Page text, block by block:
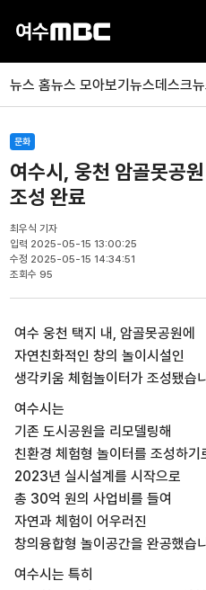
뉴스 홈뉴스 모아보기뉴스데스크
문화
여수시, 웅천 암골못공
조성 완료
최우식 기자
입력 2025-05-15 13:00:25
수정 2025-05-15 14:34:51
조회수 95
여수 웅천 택지 내, 암골못공원에
자연친화적인 창의 놀이시설인
생각키움 체험놀이터가 조성됐습
여수시는
기존 도시공원을 리모델링해
친환경 체험형 놀이터를 조성하기
2023년 실시설계를 시작으로
총 30억 원의 사업비를 들여
자연과 체험이 어우러진
창의융합형 놀이공간을 완공했습
여수시는 특히